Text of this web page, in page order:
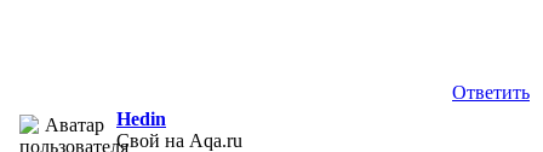
Ответить
Hedin
Свой на Aqa.ru